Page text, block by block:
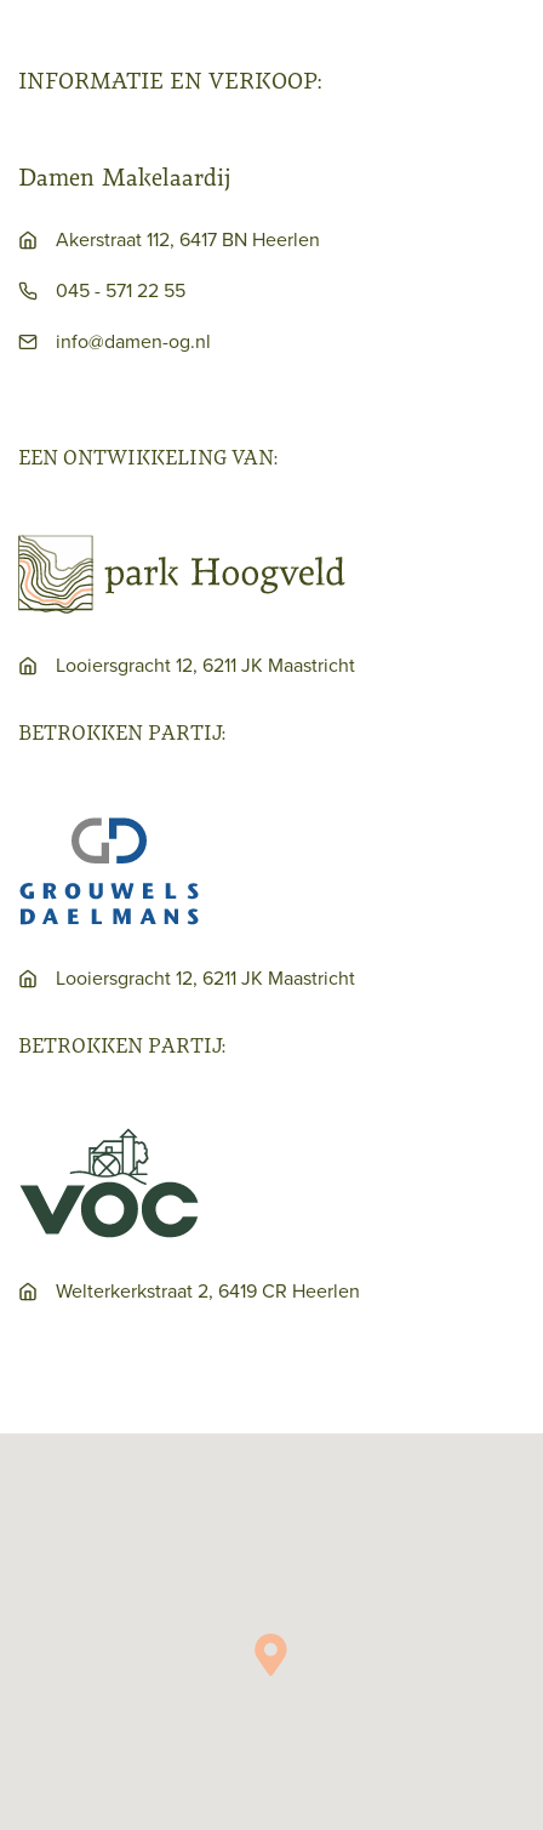
INFORMATIE EN VERKOOP:
Damen Makelaardij
Akerstraat 112, 6417 BN Heerlen
045 - 571 22 55
info@damen-og.nl
EEN ONTWIKKELING VAN:
Looiersgracht 12, 6211 JK Maastricht
BETROKKEN PARTIJ:
Looiersgracht 12, 6211 JK Maastricht
BETROKKEN PARTIJ:
Welterkerkstraat 2, 6419 CR Heerlen